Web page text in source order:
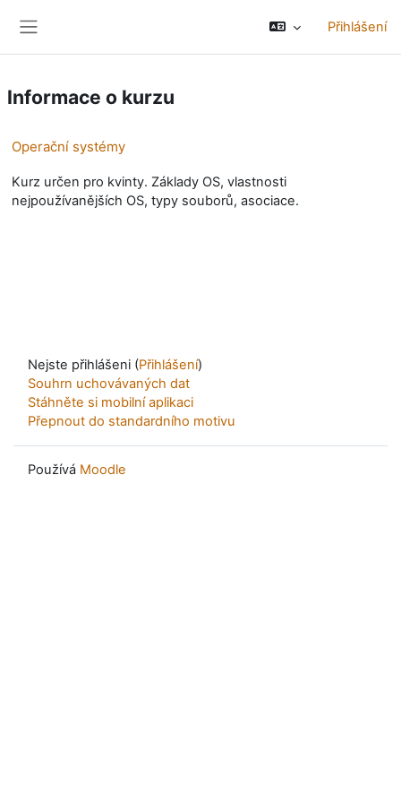
Přihlášení
Informace o kurzu
Operační systémy
Kurz určen pro kvinty. Základy OS, vlastnosti
nejpoužívanějších OS, typy souborů, asociace.
Nejste přihlášeni (Přihlášení)
Souhrn uchovávaných dat
Stáhněte si mobilní aplikaci
Přepnout do standardního motivu
Používá Moodle